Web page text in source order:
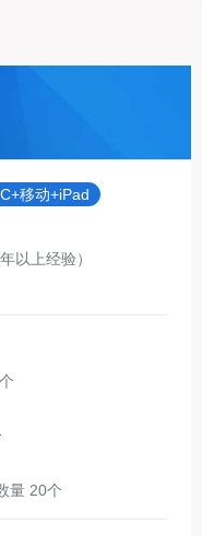
移动+iPad
以上经验）
量 20个